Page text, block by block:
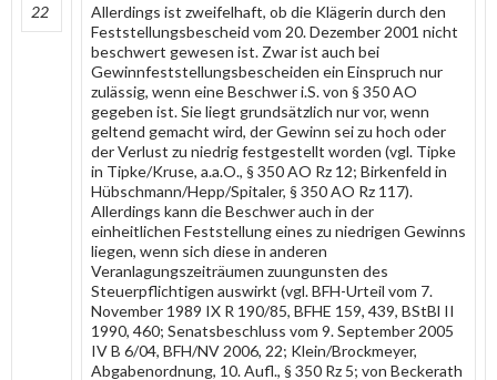
22
Allerdings ist zweifelhaft, ob die Klägerin durch den
Feststellungsbescheid vom 20. Dezember 2001 nicht
beschwert gewesen ist. Zwar ist auch bei
Gewinnfeststellungsbescheiden ein Einspruch nur
zulässig, wenn eine Beschwer i.S. von § 350 AO
gegeben ist. Sie liegt grundsätzlich nur vor, wenn
geltend gemacht wird, der Gewinn sei zu hoch oder
der Verlust zu niedrig festgestellt worden (vgl. Tipke
in Tipke/Kruse, a.a.O., § 350 AO Rz 12; Birkenfeld in
Hübschmann/Hepp/Spitaler, § 350 AO Rz 117).
Allerdings kann die Beschwer auch in der
einheitlichen Feststellung eines zu niedrigen Gewinns
liegen, wenn sich diese in anderen
Veranlagungszeiträumen zuungunsten des
Steuerpflichtigen auswirkt (vgl. BFH-Urteil vom 7.
November 1989 IX R 190/85, BFHE 159, 439, BStBl II
1990, 460; Senatsbeschluss vom 9. September 2005
IV B 6/04, BFH/NV 2006, 22; Klein/Brockmeyer,
Abgabenordnung, 10. Aufl., § 350 Rz 5; von Beckerath